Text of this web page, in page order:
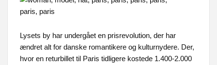
Lysets by har undergået en prisrevolution, der har
ændret alt for danske romantikere og kulturnydere. Der,
hvor en returbillet til Paris tidligere kostede 1.400-2.000